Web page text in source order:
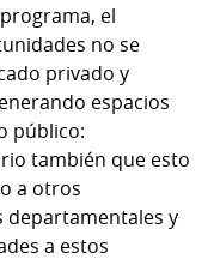
el
no se
privado y
espacios
público:
también que esto
a otros
departamentales y
a estos